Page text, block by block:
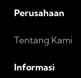
Perusahaan
Tentang Kami
Informasi